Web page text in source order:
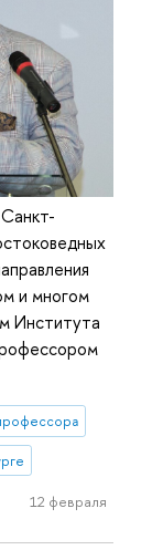
и многом
Института
12 февраля